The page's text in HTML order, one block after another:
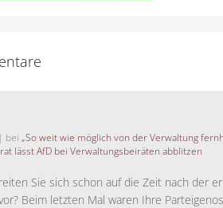
| bei „So weit wie möglich von der Verwaltung
lässt AfD bei Verwaltungsbeiräten abblitzen
Sie sich schon auf die Zeit nach der
Beim letzten Mal waren Ihre